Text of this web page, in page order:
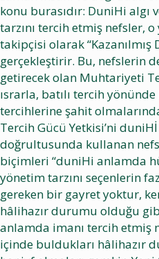
konu burasıdır: DuniHi algı
tarzını tercih etmiş nefsler,
takipçisi olarak “Kazanılmış
gerçekleştirir. Bu, nefslerin
getirecek olan Muhtariyeti
ısrarla, batılı tercih
tercihlerine şahit
Tercih Gücü Yetkisi’ni duniHİ
doğrultusunda kullanan
biçimleri “duniHi anlamda
yönetim tarzını seçenlerin
gereken bir gayret yoktur,
hâlihazır durumu olduğu
anlamda imanı tercih etmiş
içinde buldukları hâlihazır